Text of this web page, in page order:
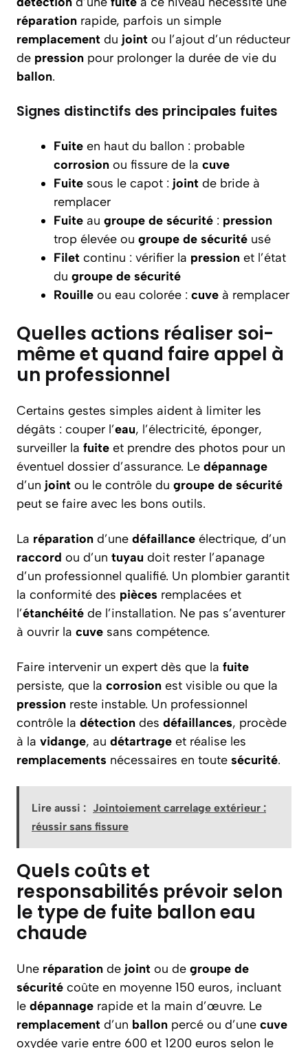
réparation rapide, parfois un simple
remplacement du joint ou l’ajout d’un réducteur
de pression pour prolonger la durée de vie du
ballon.
Signes distinctifs des principales fuites
Fuite en haut du ballon : probable
corrosion ou fissure de la cuve
Fuite sous le capot : joint de bride à
remplacer
Fuite au groupe de sécurité : pression
trop élevée ou groupe de sécurité usé
Filet continu : vérifier la pression et l’état
du groupe de sécurité
Rouille ou eau colorée : cuve à remplacer
Quelles actions réaliser soi-
même et quand faire appel à
un professionnel
Certains gestes simples aident à limiter les
dégâts : couper l’eau, l’électricité, éponger,
surveiller la fuite et prendre des photos pour un
éventuel dossier d’assurance. Le dépannage
d’un joint ou le contrôle du groupe de sécurité
peut se faire avec les bons outils.
La réparation d’une défaillance électrique, d’un
raccord ou d’un tuyau doit rester l’apanage
d’un professionnel qualifié. Un plombier garantit
la conformité des pièces remplacées et
l’étanchéité de l’installation. Ne pas s’aventurer
à ouvrir la cuve sans compétence.
Faire intervenir un expert dès que la fuite
persiste, que la corrosion est visible ou que la
pression reste instable. Un professionnel
contrôle la détection des défaillances, procède
à la vidange, au détartrage et réalise les
remplacements nécessaires en toute sécurité.
Lire aussi : Jointoiement carrelage extérieur :
réussir sans fissure
Quels coûts et
responsabilités prévoir selon
le type de fuite ballon eau
chaude
Une réparation de joint ou de groupe de
sécurité coûte en moyenne 150 euros, incluant
le dépannage rapide et la main d’œuvre. Le
remplacement d’un ballon percé ou d’une cuve
oxydée varie entre 600 et 1200 euros selon le